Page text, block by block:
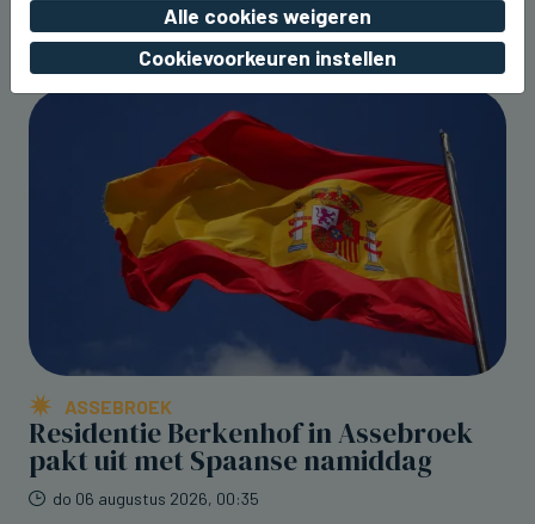
ASSEBROEK
Residentie Berkenhof in Assebroek
pakt uit met Spaanse namiddag
do 06 augustus 2026, 00:35
Alle cookies weigeren
Cookievoorkeuren instellen